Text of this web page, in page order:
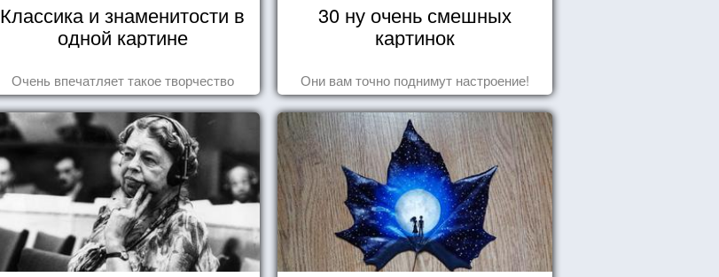
Классика и знаменитости в
одной картине
Очень впечатляет такое творчество
30 ну очень смешных
картинок
Они вам точно поднимут настроение!